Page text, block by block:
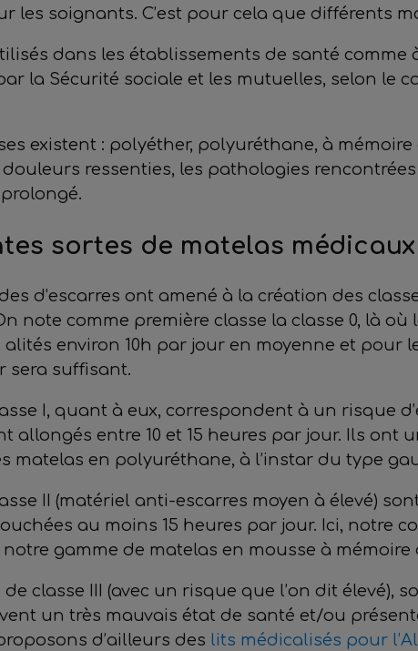
les soignants. C’est pour cela que différents
dans les établissements de santé
la Sécurité sociale et les mutuelles, selon le
existent : polyéther, polyuréthane, à
ressenties, les pathologies
sortes de matelas médicaux
d’escarres ont amené à la création des
note comme première classe la classe 0, là où
environ 10h par jour en moyenne et pour
sera suffisant.
I, quant à eux, correspondent à un risque
allongés entre 10 et 15 heures par jour. Ils ont
matelas en polyuréthane, à l’instar du type
II (matériel anti-escarres moyen à élevé)
au moins 15 heures par jour. Ici, notre
gamme de matelas en mousse à mémoire
de classe III (avec un risque que l’on dit élevé),
un très mauvais état de santé et/ou
d’ailleurs des lits médicalisés pour